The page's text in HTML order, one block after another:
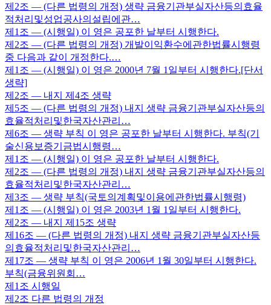
제2조 — (다른 법령의 개정) 생략 금융기관부실자산등의효율
적처리및성업공사의설립에관…
제1조 — (시행일) 이 영은 공포한 날부터 시행한다.
제2조 — (다른 법령의 개정) 개발이익환수에관한법률시행령
중 다음과 같이 개정한다.…
제1조 — (시행일) 이 영은 2000년 7월 1일부터 시행한다.[단서
생략]
제2조 — 내지 제4조 생략
제5조 — (다른 법령의 개정) 내지 생략 금융기관부실자산등의
효율적처리및한국자산관리…
제6조 — 생략 부칙 이 영은 공포한 날부터 시행한다. 부칙(기
술신용보증기금법시행령…
제1조 — (시행일) 이 영은 공포한 날부터 시행한다.
제2조 — (다른 법령의 개정) 내지 생략 금융기관부실자산등의
효율적처리및한국자산관리…
제3조 — 생략 부칙(국토의계획및이용에관한법률시행령)
제1조 — (시행일) 이 영은 2003년 1월 1일부터 시행한다.
제2조 — 내지 제15조 생략
제16조 — (다른 법령의 개정) 내지 생략 금융기관부실자산등
의효율적처리및한국자산관리…
제17조 — 생략 부칙 이 영은 2006년 1월 30일부터 시행한다.
부칙(금융위원회…
제1조 시행일
제2조 다른 법령의 개정